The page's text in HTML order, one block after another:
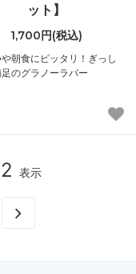
ット】
1,700円(税込)
朝食にピッタリ！ぎっし
足のグラノーラバー
表示